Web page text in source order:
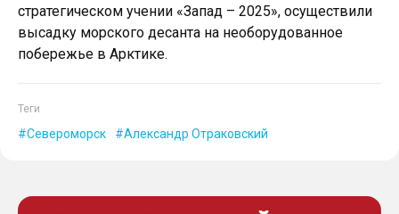
стратегическом учении «Запад – 2025», осуществили
высадку морского десанта на необорудованное
побережье в Арктике.
Теги
Североморск Александр Отраковский